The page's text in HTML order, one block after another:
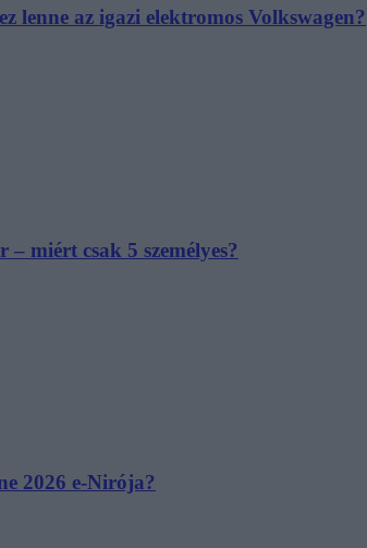
lenne az igazi elektromos Volkswagen?
miért csak 5 személyes?
2026 e-Nirója?